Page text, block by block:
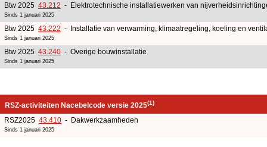
Btw 2025 43.212 - Elektrotechnische installatiewerken van
Sinds 1 januari 2025
Btw 2025 43.222 - Installatie van verwarming, klimaatregeling, koeling en
Sinds 1 januari 2025
Btw 2025 43.240 - Overige bouwinstallatie
Sinds 1 januari 2025
RSZ-activiteiten Nacebelcode versie 2025(1)
RSZ2025 43.410 - Dakwerkzaamheden
Sinds 1 januari 2025